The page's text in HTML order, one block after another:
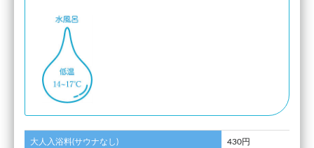
大人入浴料(サウナなし) 430円